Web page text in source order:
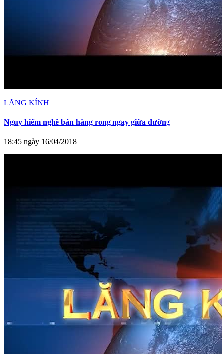
LĂNG KÍNH
Nguy hiểm nghề bán hàng rong ngay giữa đường
18:45 ngày 16/04/2018